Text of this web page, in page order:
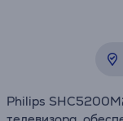
Philips